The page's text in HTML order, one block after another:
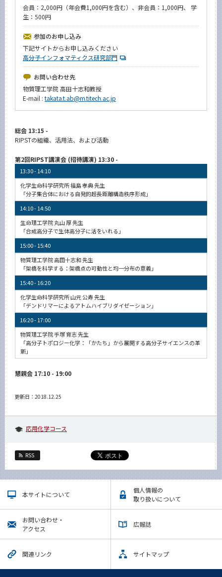
会員：2,000円（年会費1,000円を含む）、非会員：1,000円、 学
生：500円
参加のお申し込み
下記サイトからお申し込みください
高分子インフォマティクス研究部門
お問い合わせ先
物質理工学院 高田十志和教授
E-mail :takata.t.ab@m.titech.ac.jp
総会 13:15 -
RIPSTの組織、活用法、および活動
第2回RIPST講演会 (招待講演) 13:30 -
13:30 - 14:10
化学生命科学研究所 福島 孝典 先生
「分子集合体における自発的超長距離構造秩序形成」
14:10 - 14:50
生命理工学院 丸山 厚 先生
「合成高分子で生体高分子に活をいれる」
15:00 - 15:40
物質理工学院 高田十志和 先生
「架橋を科学する：架橋点の可動性と均一分布の意義」
15:40 - 16:20
化学生命科学研究所 山元 公寿 先生
「デンドリマーによるアトムハイブリダイゼーション」
16:20 - 17:00
物質理工学院 手塚 育志 先生
「高分子トポロジー化学：「かたち」から展開する高分子サイエンスの革
新」
懇親会 17:10 - 19:00
更新日：2018.12.25
応用化学コース
RSS
本サイトについて
個人情報の
取り扱いについて
お問い合わせ・
アクセス
広報誌
関連リンク サイトマップ
サイト構成
学内向け情報
系詳細情報